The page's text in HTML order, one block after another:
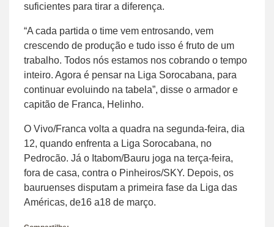
suficientes para tirar a diferença.
“A cada partida o time vem entrosando, vem
crescendo de produção e tudo isso é fruto de um
trabalho. Todos nós estamos nos cobrando o tempo
inteiro. Agora é pensar na Liga Sorocabana, para
continuar evoluindo na tabela”, disse o armador e
capitão de Franca, Helinho.
O Vivo/Franca volta a quadra na segunda-feira, dia
12, quando enfrenta a Liga Sorocabana, no
Pedrocão. Já o Itabom/Bauru joga na terça-feira,
fora de casa, contra o Pinheiros/SKY. Depois, os
bauruenses disputam a primeira fase da Liga das
Américas, de16 a18 de março.